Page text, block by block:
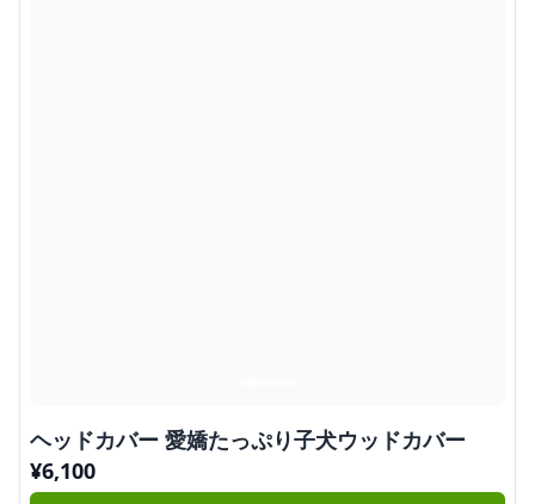
ヘッドカバー 愛嬌たっぷり子犬ウッドカバー
¥6,100